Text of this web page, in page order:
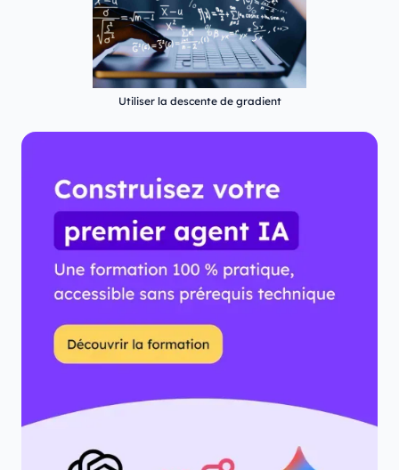
Utiliser la descente de gradient